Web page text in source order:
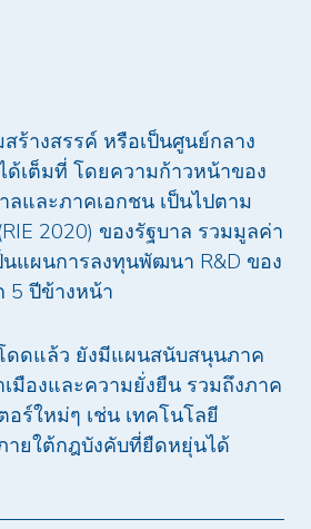
ร้างสรรค์ หรือเป็นศูนย์กลาง
เต็มที่ โดยความก้าวหน้าของ
และภาคเอกชน เป็นไปตาม
2020) ของรัฐบาล รวมมูลค่า
แผนการลงทุนพัฒนา R&D ของ
5 ปีข้างหน้า
ดดแล้ว ยังมีแผนสนับสนุนภาค
องและความยั่งยืน รวมถึงภาค
ร์ใหม่ๆ เช่น เทคโนโลยี
ายใต้กฎบังคับที่ยืดหยุ่นได้